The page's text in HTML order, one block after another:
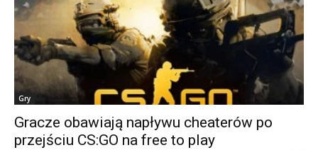
Gry
Gracze obawiają napływu cheaterów po
przejściu CS:GO na free to play